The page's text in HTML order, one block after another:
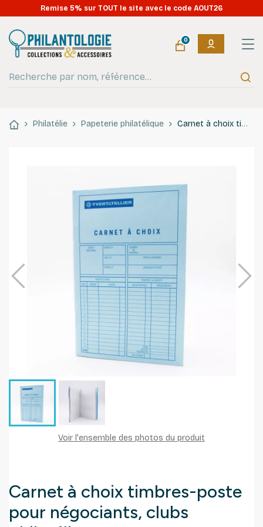
Remise 5% sur TOUT le site avec le code AOUT26
0
Philatélie Papeterie philatélique Carnet à choix timbres-poste pour négociants, clubs philatéliques.
Voir l'ensemble des photos du produit
Carnet à choix timbres-poste
pour négociants, clubs